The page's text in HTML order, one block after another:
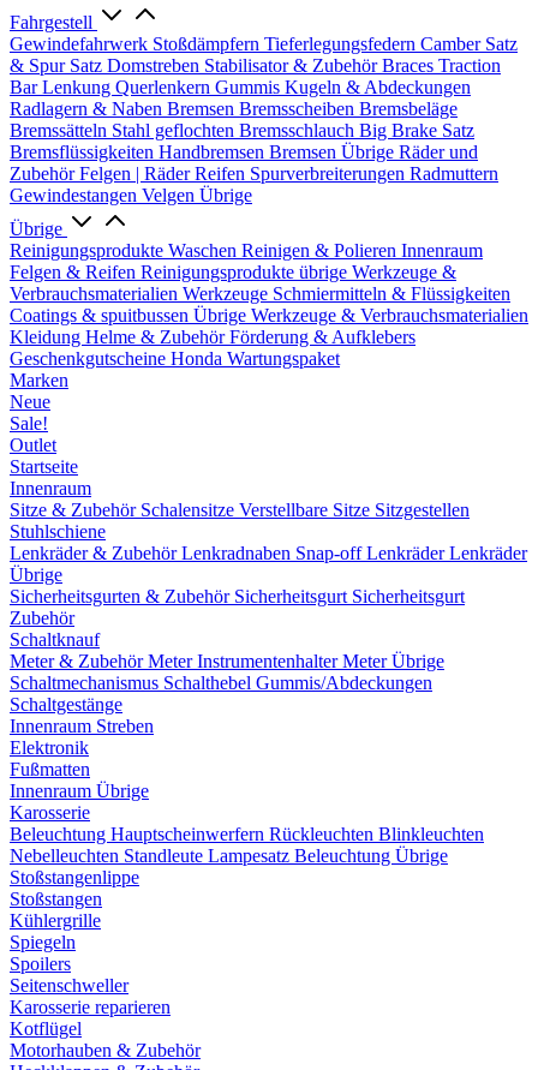
Fahrgestell
Gewindefahrwerk Stoßdämpfern Tieferlegungsfedern Camber Satz
& Spur Satz Domstreben Stabilisator & ZubehörBraces Traction
BarLenkung Querlenkern Gummis Kugeln & Abdeckungen
Radlagern & Naben Bremsen Bremsscheiben Bremsbeläge
Bremssätteln Stahl geflochten Bremsschlauch Big Brake Satz
Bremsflüssigkeiten Handbremsen Bremsen Übrige Räder und
ZubehörFelgen | RäderReifen Spurverbreiterungen Radmuttern
Gewindestangen Velgen Übrige
Übrige
Reinigungsprodukte Waschen Reinigen & Polieren Innenraum
Felgen & Reifen Reinigungsprodukte übrige Werkzeuge &
Verbrauchsmaterialien Werkzeuge Schmiermitteln & Flüssigkeiten
Coatings & spuitbussen Übrige Werkzeuge & Verbrauchsmaterialien
Kleidung Helme & ZubehörFörderung & Aufklebers
Geschenkgutscheine Honda Wartungspaket
Marken
Neue
Sale!
Outlet
Startseite
Innenraum
Sitze & Zubehör Schalensitze Verstellbare Sitze Sitzgestellen
Stuhlschiene
Lenkräder & ZubehörLenkradnaben Snap-offLenkräderLenkräder
Übrige
Sicherheitsgurten & Zubehör Sicherheitsgurt Sicherheitsgurt
Zubehör
Schaltknauf
Meter & ZubehörMeterInstrumentenhalterMeter Übrige
Schaltmechanismus Schalthebel Gummis/Abdeckungen
Schaltgestänge
Innenraum Streben
Elektronik
Fußmatten
Innenraum Übrige
Karosserie
Beleuchtung Hauptscheinwerfern Rückleuchten Blinkleuchten
Nebelleuchten Standleute Lampesatz Beleuchtung Übrige
Stoßstangenlippe
Stoßstangen
Kühlergrille
Spiegeln
Spoilers
Seitenschweller
Karosserie reparieren
Kotflügel
Motorhauben & Zubehör